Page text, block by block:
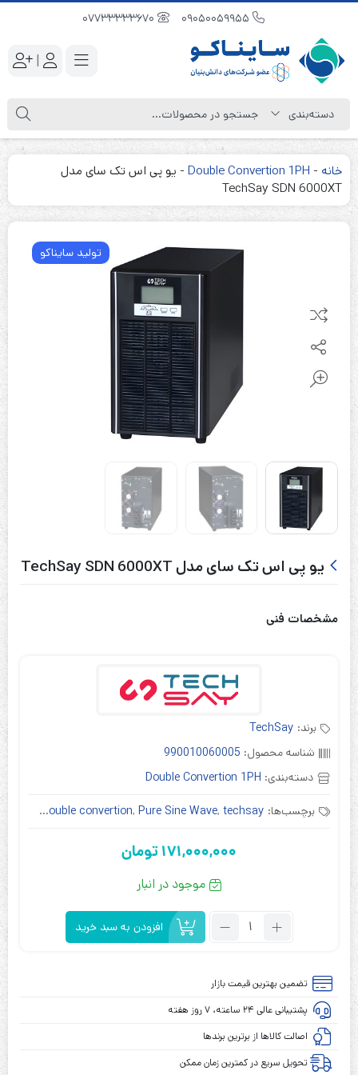
|
خانه -
Double Convertion 1PH
- یو پی اس تک سای مدل
TechSay SDN 6000XT
تولید سایناکو
یو پی اس تک سای مدل TechSay SDN 6000XT
مشخصات فنی
برند: TechSay
شناسه محصول: 990010060005
دسته‌بندی: Double Convertion 1PH
برچسب‌ها: double convertion, Pure Sine Wave, techsay
,
171,000,000 تومان
موجود در انبار
تعداد:
اس
سای
مدل
TechSay
افزودن به سبد خرید
تضمین بهترین قیمت بازار
پشتیبانی عالی ۲۴ ساعته، ۷ روز هفته
اصالت کالاها از برترین برندها
تحویل سریع در کمترین زمان ممکن